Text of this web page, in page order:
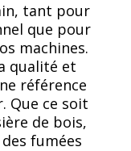
tant pour
que pour
machines.
qualité et
référence
Que ce soit
de bois,
fumées